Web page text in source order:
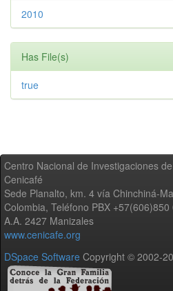
2010
Has File(s)
true
Centro Nacional de Investigaciones
Cenicafé
Sede Planalto, km. 4 vía Chinchiná-
Colombia, Teléfono PBX
A.A. 2427 Manizales
www.cenicafe.org
DSpace Software Copyright © 2002-